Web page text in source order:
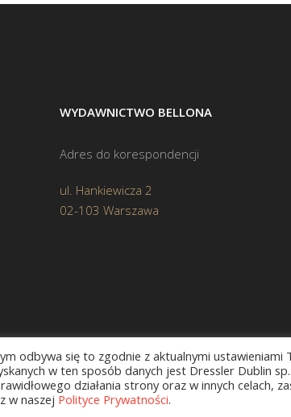
WYDAWNICTWO BELLONA
Adres do korespondencji
ul. Hankiewicza 2
02-103 Warszawa
odbywa się to zgodnie z aktualnymi
w ten sposób danych jest Dressler Dublin
działania strony oraz w innych celach,
w naszej Polityce Prywatności.